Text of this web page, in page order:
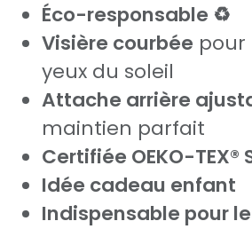
Éco-responsable ♻️
Visière courbée pour
yeux du soleil
Attache arrière
maintien parfait
Certifiée OEKO-TEX®
Idée cadeau enfant
Indispensable pour